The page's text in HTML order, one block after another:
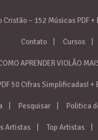
Cristão – 152 Músicas PDF +
Contato Cursos
APRENDER VIOLÃO
50 Cifras Simplificadas! +
Pesquisar Politica
Artistas Top Artistas